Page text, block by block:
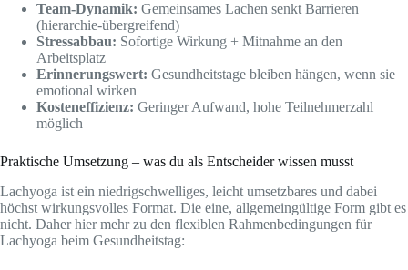
Team-Dynamik: Gemeinsames Lachen senkt Barrieren
(hierarchie-übergreifend)
Stressabbau: Sofortige Wirkung + Mitnahme an den
Arbeitsplatz
Erinnerungswert: Gesundheitstage bleiben hängen, wenn sie
emotional wirken
Kosteneffizienz: Geringer Aufwand, hohe Teilnehmerzahl
möglich
Praktische Umsetzung – was du als Entscheider wissen musst
Lachyoga ist ein niedrigschwelliges, leicht umsetzbares und dabei
höchst wirkungsvolles Format. Die eine, allgemeingültige Form gibt es
nicht. Daher hier mehr zu den flexiblen Rahmenbedingungen für
Lachyoga beim Gesundheitstag: